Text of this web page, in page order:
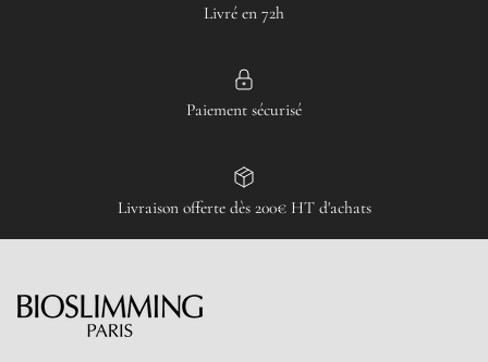
Livré en 72h
Paiement sécurisé
Livraison offerte dès 200€ HT d'achats